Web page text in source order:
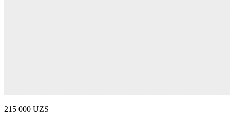
215 000 UZS